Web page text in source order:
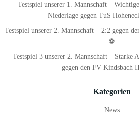
Testspiel unserer 1. Mannschaft –
Niederlage gegen TuS
Testspiel unserer 2. Mannschaft – 2:2 gegen
⚽
Testspiel 3 unserer 2. Mannschaft – Starke
gegen den FV Kindsbach
Kategorien
News